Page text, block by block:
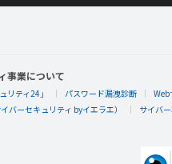
事業について
リティ24」 パスワード漏洩診断 Web
バーセキュリティ byイエラエ） サイバ